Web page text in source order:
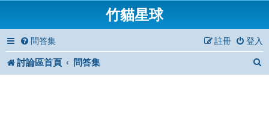
竹貓星球
問答集 登入
註冊
討論區首頁 問答集